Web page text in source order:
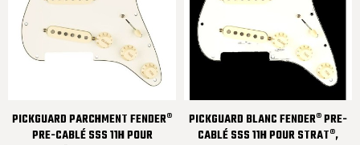
PICKGUARD PARCHMENT FENDER®
PRE-CABLÉ SSS 11H POUR
PICKGUARD BLANC FENDER® PRE-
CABLÉ SSS 11H POUR STRAT®,